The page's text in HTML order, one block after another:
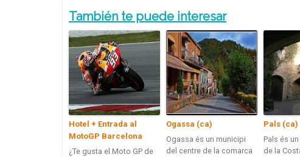
También te puede interesar
Hotel + Entrada al
MotoGP Barcelona
¿Te gusta el Moto GP de
Ogassa (ca)
Ogassa és un municipi
del centre de la comarca
Pals (ca)
Pals és
de la